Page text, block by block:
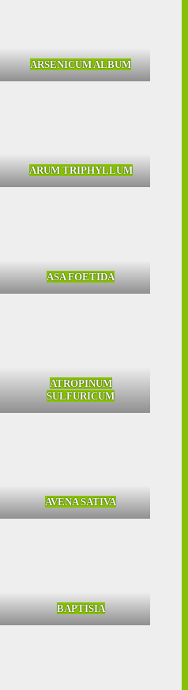
ARSENICUM ALBUM
ARUM TRIPHYLLUM
ASA FOETIDA
ATROPINUM
SULFURICUM
AVENA SATIVA
BAPTISIA